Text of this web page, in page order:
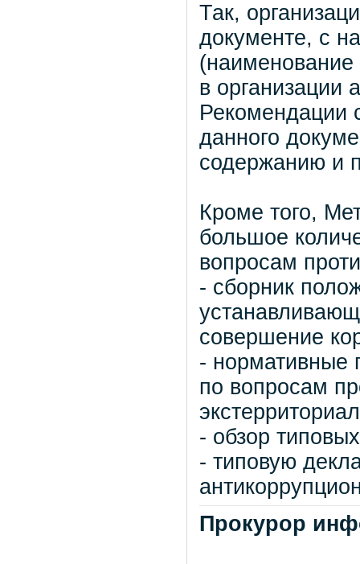
Так,
документе, с
(наименование
в организации
Рекомендации
данного
содержанию и
Кроме того,
большое
вопросам
- сборник
совершение
- нормативные
по вопросам
- обзор
- типовую
Прокурор